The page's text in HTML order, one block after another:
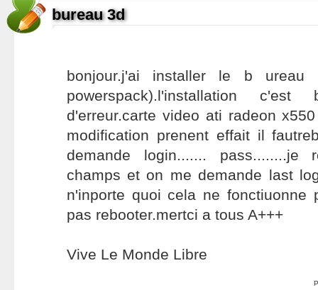
bureau 3d
bonjour.j'ai installer le b ureau
powerspack).l'installation
d'erreur.carte video ati radeon
modification prenent effait il
demande login....... pass........je
champs et on me demande last
n'inporte quoi cela ne fonctiuonne
pas rebooter.mertci a tous A+++
Vive Le Monde Libre